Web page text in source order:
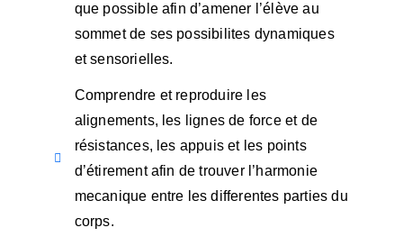
que possible afin d’amener l’élève au
sommet de ses possibilites dynamiques
et sensorielles.
Comprendre et reproduire les
alignements, les lignes de force et de
résistances, les appuis et les points
d’étirement afin de trouver l’harmonie
mecanique entre les differentes parties du
corps.